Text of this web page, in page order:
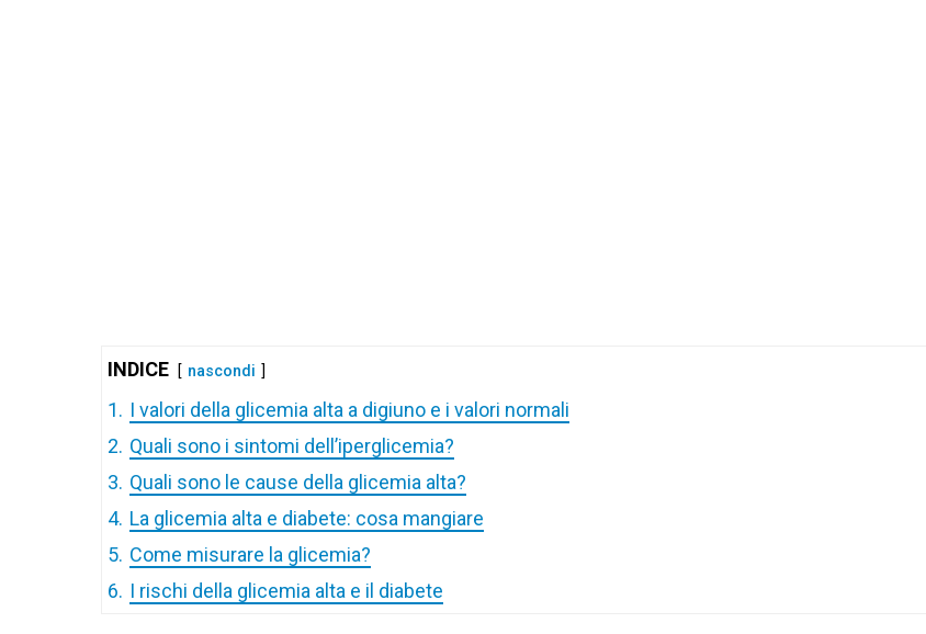
INDICE nascondi
1. I valori della glicemia alta a digiuno e i valori normali
2. Quali sono i sintomi dell’iperglicemia?
3. Quali sono le cause della glicemia alta?
4. La glicemia alta e diabete: cosa mangiare
5. Come misurare la glicemia?
6. I rischi della glicemia alta e il diabete